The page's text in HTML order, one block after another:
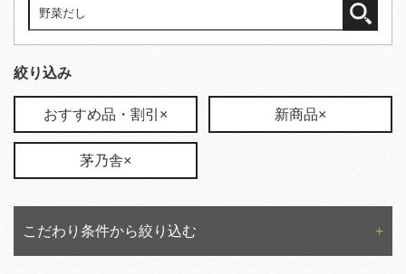
絞り込み
おすすめ品・割引× 新商品×
茅乃舎×
こだわり条件から絞り込む